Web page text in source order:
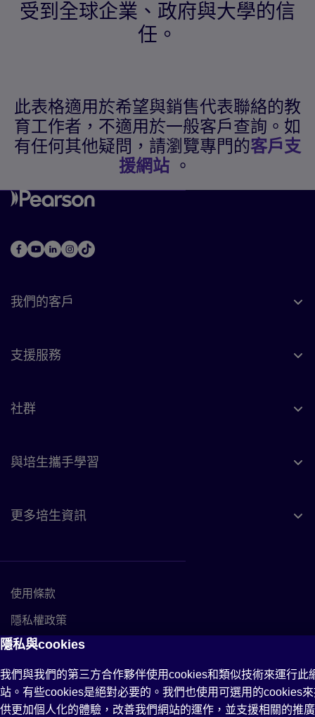
受到全球企業、政府與大學的信
任。
此表格適用於希望與銷售代表聯絡的教
育工作者，不適用於一般客戶查詢。如
有任何其他疑問，請瀏覽專門的客戶支
援網站 。
我們的客戶
支援服務
社群
與培生攜手學習
更多培生資訊
使用條款
隱私權政策
Cookie 政策Link to Cookie policy
無障礙網頁Accessibility
隱私與cookies
我們與我們的第三方合作夥伴使用cookies和類似技術來運行此
站。有些cookies是絕對必要的。我們也使用可選用的cookies
供更加個人化的體驗，改善我們網站的運作，並支援相關的推廣